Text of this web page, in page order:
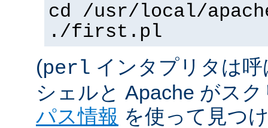
cd /usr/local/
./first.pl
(perl インタプリタは
シェルと Apache がス
パス情報 を使って見つ